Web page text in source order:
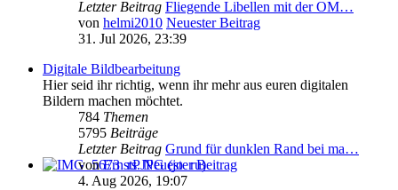
Letzter Beitrag Fliegende Libellen mit der OM…
von helmi2010 Neuester Beitrag
31. Jul 2026, 23:39
Digitale Bildbearbeitung
Hier seid ihr richtig, wenn ihr mehr aus euren digitalen
Bildern machen möchtet.
784 Themen
5795 Beiträge
Letzter Beitrag Grund für dunklen Rand bei ma…
vonErnstP Neuester Beitrag
4. Aug 2026, 19:07